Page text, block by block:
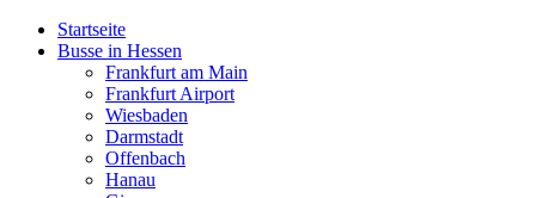
Startseite
Busse in Hessen
Frankfurt am Main
Frankfurt Airport
Wiesbaden
Darmstadt
Offenbach
Hanau